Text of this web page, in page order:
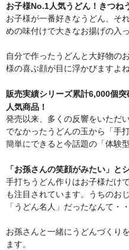
お子様No.1人気うどん！きつね
お子様が一番好きなうどん、そ
めの味付けで大きなお揚げの入
自分で作ったうどんと大好物の
様の喜ぶ顔が目に浮かびますよ
販売実績シリーズ累計6,000個
人気商品！
発売以来、多くの反響をいただ
でなかったうどんの玉から「手
簡単にできると今話題の「体験
「お孫さんの笑顔がみたい」と
手打ちうどん作りはお子様だけ
も注目されています。うちのお
「うどん名人」だったなんて・
お孫さんと一緒にうどんづくり
ます。